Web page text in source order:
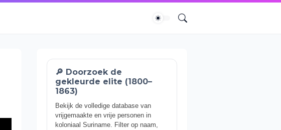
🔎 Doorzoek de
gekleurde elite (1800–
1863)
Bekijk de volledige database van
vrijgemaakte en vrije personen in
koloniaal Suriname. Filter op naam,